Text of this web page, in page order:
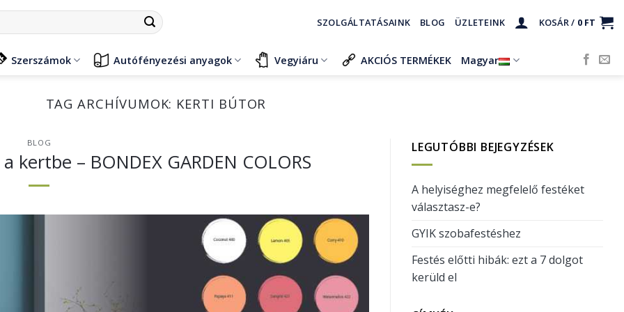
SZOLGÁLTATÁSAINK BLOG ÜZLETEINK KOSÁR / 0 FT
Szerszámok Autófényezési anyagok Vegyiáru AKCIÓS TERMÉKEK Magyar
TAG ARCHÍVUMOK: KERTI BÚTOR
BLOG
– BONDEX GARDEN COLORS
LEGUTÓBBI BEJEGYZÉSEK
A helyiséghez megfelelő festéket
választasz-e?
GYIK szobafestéshez
Festés előtti hibák: ezt a 7 dolgot
kerüld el